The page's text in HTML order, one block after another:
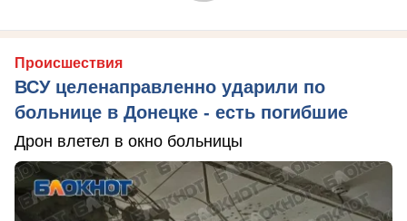
Происшествия
ВСУ целенаправленно ударили по
больнице в Донецке - есть погибшие
Дрон влетел в окно больницы